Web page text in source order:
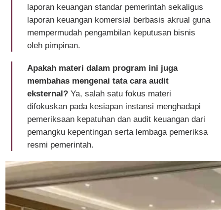
laporan keuangan standar pemerintah sekaligus
laporan keuangan komersial berbasis akrual guna
mempermudah pengambilan keputusan bisnis
oleh pimpinan.
Apakah materi dalam program ini juga
membahas mengenai tata cara audit
eksternal?Ya, salah satu fokus materi
difokuskan pada kesiapan instansi menghadapi
pemeriksaan kepatuhan dan audit keuangan dari
pemangku kepentingan serta lembaga pemeriksa
resmi pemerintah.